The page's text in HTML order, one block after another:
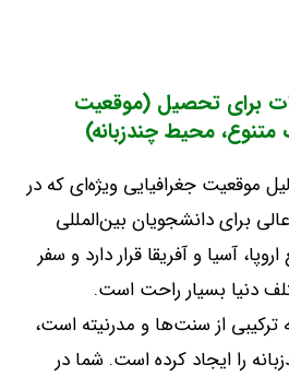
برای تحصیل (موقعیت
متنوع، محیط چندزبانه)
موقعیت جغرافیایی ویژه‌ای که در
برای دانشجویان بین‌المللی
آسیا و آفریقا قرار دارد و سفر
دنیا بسیار راحت است.
ترکیبی از سنت‌ها و مدرنیته است،
را ایجاد کرده است. شما در